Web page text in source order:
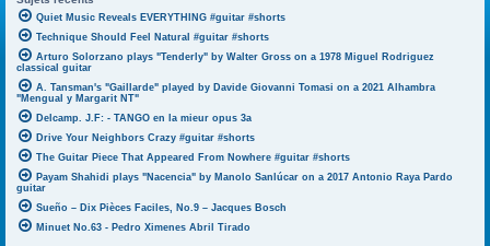
Quiet Music Reveals EVERYTHING #guitar #shorts
Technique Should Feel Natural #guitar #shorts
Arturo Solorzano plays "Tenderly" by Walter Gross on a 1978 Miguel Rodriguez
classical guitar
A. Tansman's "Gaillarde" played by Davide Giovanni Tomasi on a 2021 Alhambra
"Mengual y Margarit NT"
Delcamp. J.F: - TANGO en la mieur opus 3a
Drive Your Neighbors Crazy #guitar #shorts
The Guitar Piece That Appeared From Nowhere #guitar #shorts
Payam Shahidi plays "Nacencia" by Manolo Sanlúcar on a 2017 Antonio Raya Pardo
guitar
Sueño – Dix Pièces Faciles, No.9 – Jacques Bosch
Minuet No.63 - Pedro Ximenes Abril Tirado